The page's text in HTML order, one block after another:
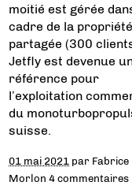
moitié est gérée
cadre de la propriété
partagée (300
Jetfly est devenue
référence pour
l’exploitation
du
suisse.
01 mai 2021 par Fabrice
Morlon 4 commentaires